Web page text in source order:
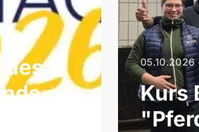
des
05.10.2026
Kurs